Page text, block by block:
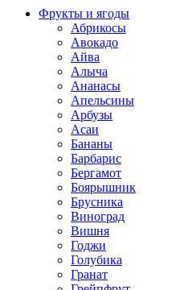
Фрукты и ягоды
Абрикосы
Авокадо
Айва
Алыча
Ананасы
Апельсины
Арбузы
Асаи
Бананы
Барбарис
Бергамот
Боярышник
Брусника
Виноград
Вишня
Годжи
Голубика
Гранат